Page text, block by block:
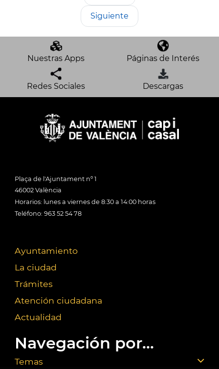
Siguiente
Nuestras Apps Páginas de Interés
Redes Sociales Descargas
Plaça de l'Ajuntament nº 1
46002 València
Horarios: lunes a viernes de 8:30 a 14:00 horas
Teléfono: 963 52 54 78
Ayuntamiento
La ciudad
Trámites
Atención ciudadana
Actualidad
Navegación por...
Temas